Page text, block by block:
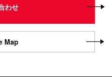
わせ
Map